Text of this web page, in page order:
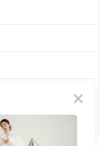
光環境或個人螢幕
差現象，顏色以實